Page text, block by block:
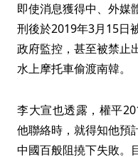
即使消息獲得中、外媒
刑後於2019年3月15日
政府監控，甚至被禁止
水上摩托車偷渡南韓。
李大宣也透露，權平
他聯絡時，就得知他預
中國百般阻撓下失敗。